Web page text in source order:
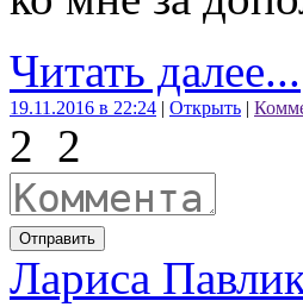
Читать далее...
19.11.2016 в 22:24 | Открыть |
2 2
Отправить
Лариса